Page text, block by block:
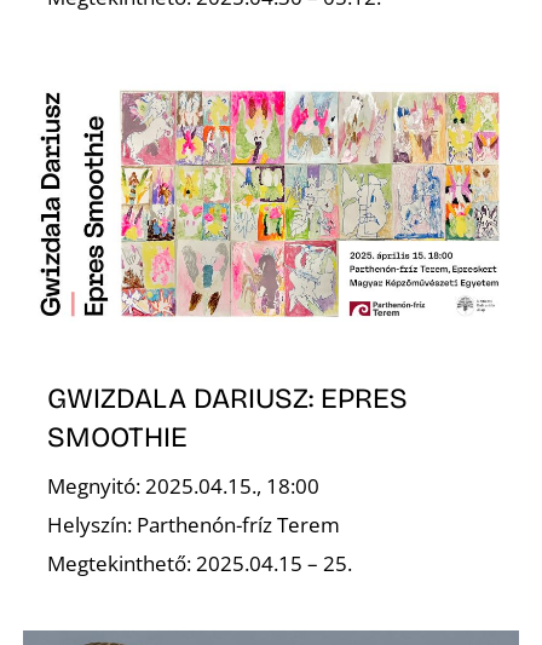
GWIZDALA DARIUSZ: EPRES
SMOOTHIE
Megnyitó: 2025.04.15., 18:00
Helyszín: Parthenón-fríz Terem
Megtekinthető: 2025.04.15 – 25.